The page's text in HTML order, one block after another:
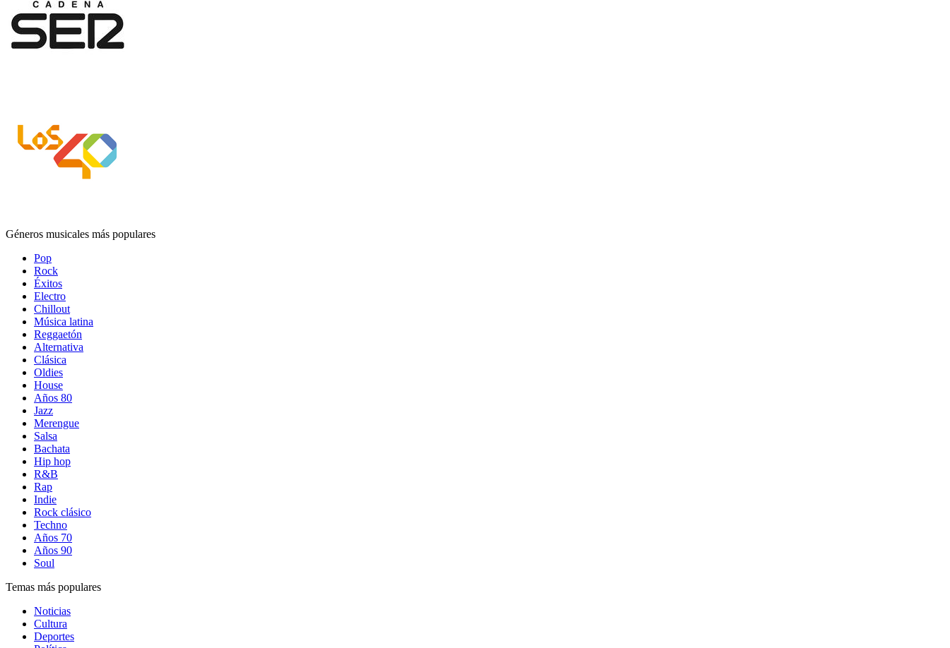
Géneros musicales más populares
Pop
Rock
Éxitos
Electro
Chillout
Música latina
Reggaetón
Alternativa
Clásica
Oldies
House
Años 80
Jazz
Merengue
Salsa
Bachata
Hip hop
R&B
Rap
Indie
Rock clásico
Techno
Años 70
Años 90
Soul
Temas más populares
Noticias
Cultura
Deportes